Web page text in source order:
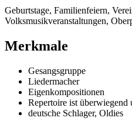
Geburtstage, Familienfeiern,
Volksmusikveranstaltungen,
Merkmale
Gesangsgruppe
Liedermacher
Eigenkompositionen
Repertoire ist überwiegend
deutsche Schlager, Oldies